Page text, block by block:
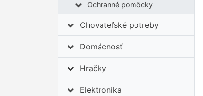
Ochranné pomôcky
Chovateľské potreby
Domácnosť
Hračky
Elektronika